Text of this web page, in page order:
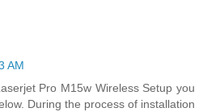
AM
Pro M15w Wireless Setup you
During the process of installation